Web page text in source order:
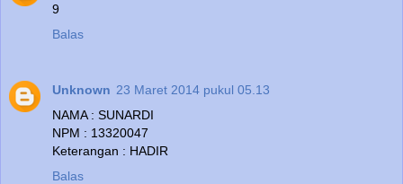
9
Balas
Unknown 23 Maret 2014 pukul 05.13
NAMA : SUNARDI
NPM : 13320047
Keterangan : HADIR
Balas